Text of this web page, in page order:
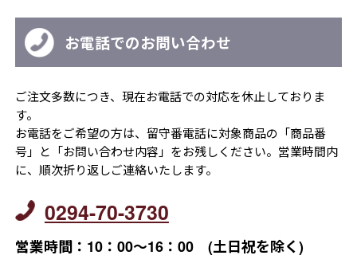
お電話でのお問い合わせ
ご注文多数につき、現在お電話での対応を休止しておりま
す。
お電話をご希望の方は、留守番電話に対象商品の「商品番
号」と「お問い合わせ内容」をお残しください。営業時間内
に、順次折り返しご連絡いたします。
0294-70-3730
営業時間：10：00～16：00 (土日祝を除く)